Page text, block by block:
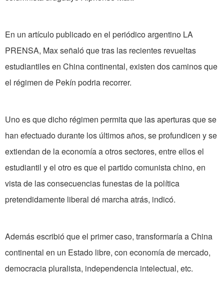
En un artículo publicado en el periódico argentino LA
PRENSA, Max señaló que tras las recientes revueltas
estudiantiles en China continental, existen dos caminos que
el régimen de Pekín podria recorrer.
Uno es que dicho régimen permita que las aperturas que se
han efectuado durante los últimos años, se profundicen y se
extiendan de la economía a otros sectores, entre ellos el
estudiantil y el otro es que el partido comunista chino, en
vista de las consecuencias funestas de la política
pretendidamente liberal dé marcha atrás, indicó.
Además escribió que el primer caso, transformaría a China
continental en un Estado libre, con economía de mercado,
democracia pluralista, independencia intelectual, etc.